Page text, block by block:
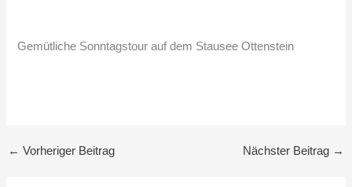
Gemütliche Sonntagstour auf dem Stausee Ottenstein
← Vorheriger Beitrag Nächster Beitrag →